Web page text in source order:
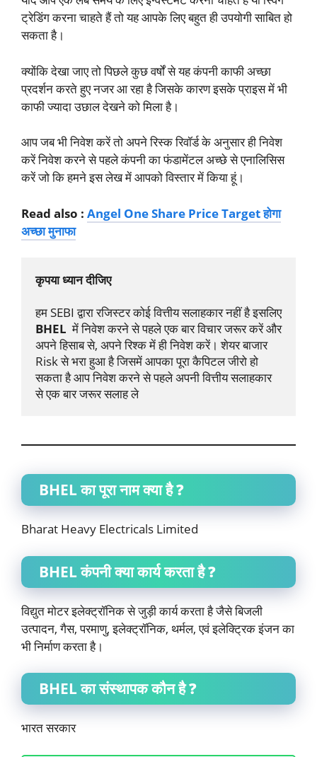
ट्रेडिंग करना चाहते हैं तो यह आपके लिए बहुत ही उपयोगी साबित हो
सकता है।
क्योंकि देखा जाए तो पिछले कुछ वर्षों से यह कंपनी काफी अच्छा
प्रदर्शन करते हुए नजर आ रहा है जिसके कारण इसके प्राइस में भी
काफी ज्यादा उछाल देखने को मिला है।
आप जब भी निवेश करें तो अपने रिस्क रिवॉर्ड के अनुसार ही निवेश
करें निवेश करने से पहले कंपनी का फंडामेंटल अच्छे से एनालिसिस
करें जो कि हमने इस लेख में आपको विस्तार में किया हूं।
Read also : Angel One Share Price Target होगा
अच्छा मुनाफा
कृपया ध्यान दीजिए
हम SEBI द्वारा रजिस्टर कोई वित्तीय सलाहकार नहीं है इसलिए
BHEL में निवेश करने से पहले एक बार विचार जरूर करें और
अपने हिसाब से, अपने रिश्क में ही निवेश करें। शेयर बाजार
Risk से भरा हुआ है जिसमें आपका पूरा कैपिटल जीरो हो
सकता है आप निवेश करने से पहले अपनी वित्तीय सलाहकार
से एक बार जरूर सलाह ले
BHELका पूरा नाम क्या है ?
Bharat Heavy Electricals Limited
BHELकंपनी क्या कार्य करता है ?
विद्युत मोटर इलेक्ट्रॉनिक से जुड़ी कार्य करता है जैसे बिजली
उत्पादन, गैस, परमाणु, इलेक्ट्रॉनिक, थर्मल, एवं इलेक्ट्रिक इंजन का
भी निर्माण करता है।
BHELका संस्थापक कौन है ?
भारत सरकार